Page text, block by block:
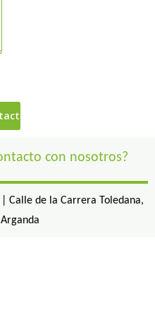
con nosotros?
| Calle de la Carrera Toledana,